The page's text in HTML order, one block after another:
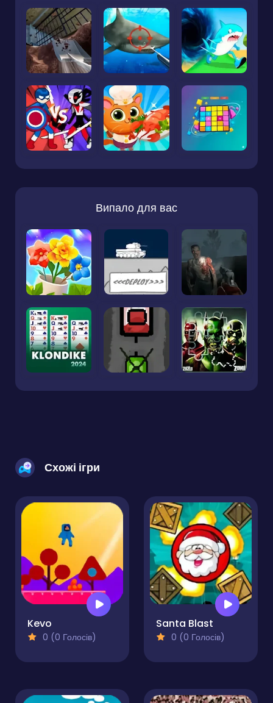
Випало для вас
Схожі ігри
Kevo
0 (0 Голосів)
Santa Blast
0 (0 Голосів)